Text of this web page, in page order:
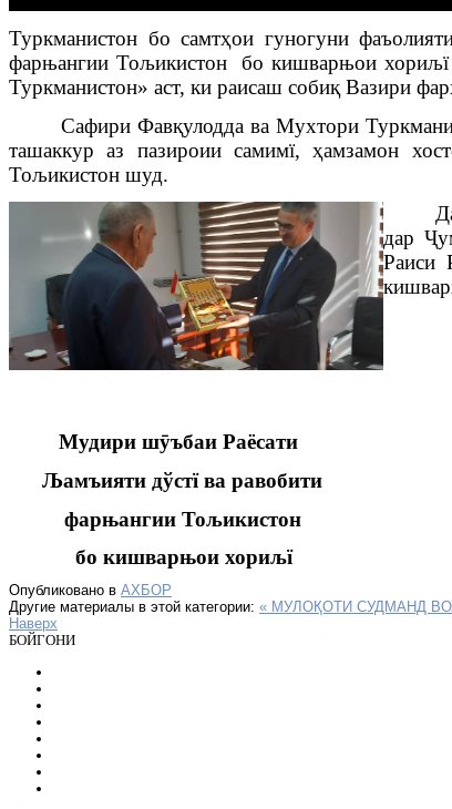
Туркманистон бо самтҳои гуногуни
фарњангии Тољикистон бо кишварњои
Туркманистон» аст, ки раисаш собиқ Вазири фар
Сафири Фавқулодда ва Мухтори
ташаккур аз пазироии самимї,ҳамзамон
Тољикистон шуд.
дарҶ
Раиси
кишвар
Мудири шӯъбаи Раёсати
Љамъияти дўстї ва равобити
фарњангии Тољикистон
бо кишварњои
Опубликовано в АХБОР
Другие материалы в этой категории: « МУЛОҚОТИ СУДМАНД
Наверх
БОЙГОНИ